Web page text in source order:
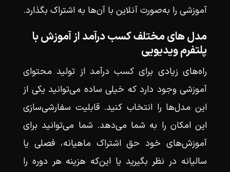
آموزشی را به‌صورت آنلاین با آن‌ها به اشتراک بگذارد.
مدل های مختلف کسب درآمد از آموزش با
پلتفرم ویدیویی
راه‌های زیادی برای کسب درآمد از تولید محتوای
آموزشی وجود دارد که خیلی ساده می‌توانید یکی از
این مدل‌ها را انتخاب کنید. قابلیت سفارشی‌سازی
این امکان را به شما می‌دهد. شما می‌توانید برای
آموزش‌های خود حق اشتراک ماهیانه، فصلی یا
سالیانه در نظر بگیرید یا این‌که هزینه هر دوره را